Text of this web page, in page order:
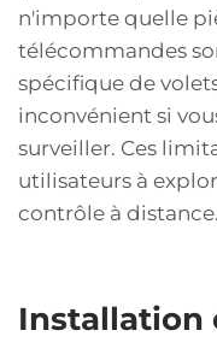
n'importe quelle
télécommandes
spécifique de
inconvénient si
surveiller. Ces
utilisateurs à
contrôle à distance.
Installation